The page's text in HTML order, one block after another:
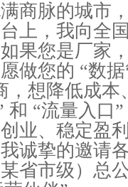
商脉的城市
上，我向全
果您是厂家
做您的 “数
，想降低成
和 “流量入口
业、稳定盈
诚挚的邀请
省市级）总